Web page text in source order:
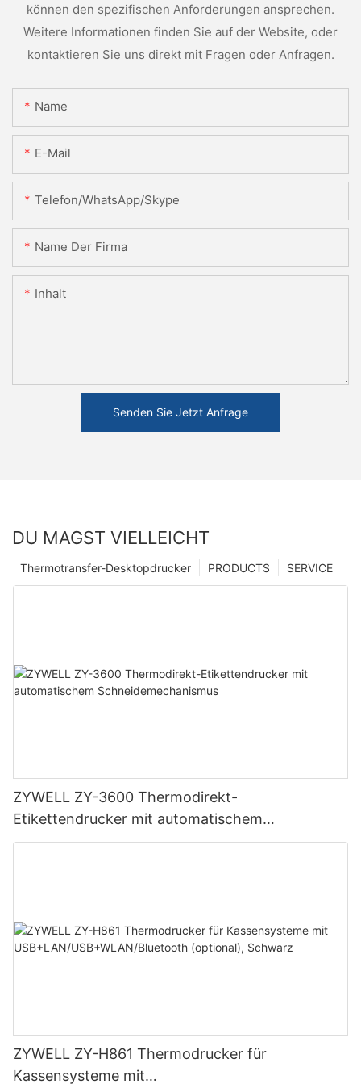
können den spezifischen Anforderungen ansprechen.
Weitere Informationen finden Sie auf der Website, oder
kontaktieren Sie uns direkt mit Fragen oder Anfragen.
Name
E-Mail
Telefon/WhatsApp/Skype
Name Der Firma
Inhalt
Senden Sie Jetzt Anfrage
DU MAGST VIELLEICHT
SERVICE
PRODUCTS
Thermotransfer-Desktopdrucker
ZYWELL ZY-3600 Thermodirekt-
Etikettendrucker mit automatischem
Schneidemechanismus
ZYWELL ZY-H861 Thermodrucker für
Kassensysteme mit